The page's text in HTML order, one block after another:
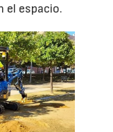
el espacio.